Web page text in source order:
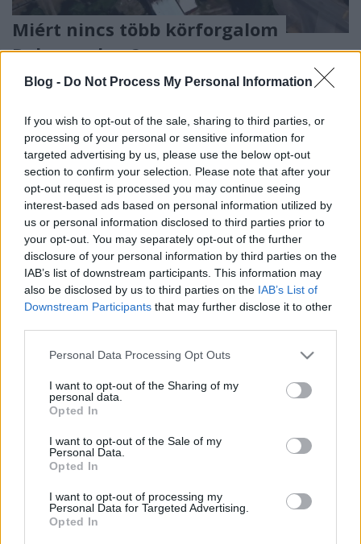
Blog - Do Not Process My Personal Information
If you wish to opt-out of the sale, sharing to third parties, or
processing of your personal or sensitive information for
targeted advertising by us, please use the below opt-out
section to confirm your selection. Please note that after your
opt-out request is processed you may continue seeing
interest-based ads based on personal information utilized by
us or personal information disclosed to third parties prior to
your opt-out. You may separately opt-out of the further
disclosure of your personal information by third parties on the
IAB’s list of downstream participants. This information may
also be disclosed by us to third parties on the IAB’s List of
Downstream Participants that may further disclose it to other
Please note that this website/app uses one or more Google
not limited to your visit or usage behaviour. You may click to
grant or deny consent to Google and its third-party tags to
use your data for below specified purposes in below Google
consent section.
Personal Data Processing Opt Outs
I want to opt-out of the Sharing of my
personal data.
Opted In
I want to opt-out of the Sale of my
Personal Data.
Opted In
I want to opt-out of processing my
Personal Data for Targeted Advertising.
Opted In
Miért nincs több körforgalom
Debrecenben?
pusztafári •2019. november 10.
Nem értik a debreceniek, nem értik az átutazók és
nem értik a közlekedési szakemberek sem.
Debrecenben az ország 2. legnagyobb városához
képest még mindig nevetségesen alacsony a
körforgalmak száma. Pedig igény és lehetőség is
lenne a kialakításukra. A városvezetők pedig munka
helyett szokás szerint…
Soha nem lesz kész a debreceni